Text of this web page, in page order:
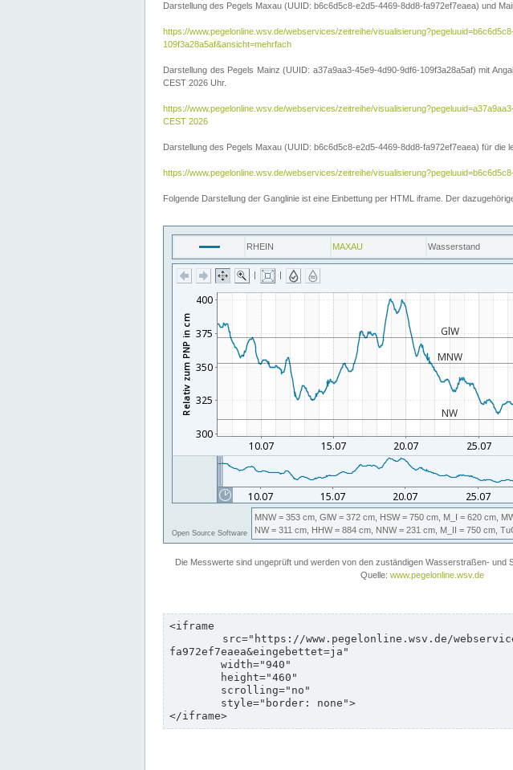
Darstellung des Pegels Maxau (UUID: b6c6d5c8-e2d5-4469-8dd8-fa972ef7eaea) und
https://www.pegelonline.wsv.de/webservices/zeitreihe/
109f3a28a5af&ansicht=mehrfach
Darstellung des Pegels Mainz (UUID: a37a9aa3-45e9-4d90-9df6-109f3a28a5af) mit
CEST 2026 Uhr.
https://www.pegelonline.wsv.de/webservices/zeitreihe/
CEST 2026
Darstellung des Pegels Maxau (UUID: b6c6d5c8-e2d5-4469-8dd8-fa972ef7eaea) für die
https://www.pegelonline.wsv.de/webservices/zeitreihe/
Folgende Darstellung der Ganglinie ist eine Einbettung per HTML iframe. Der
<iframe
fa972ef7eaea&eingebettet=ja"
</iframe>